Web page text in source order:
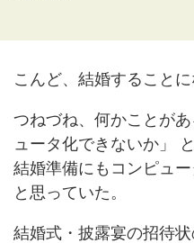
こんど、結婚することに
つねづね、何かことが
ュータ化できないか」
結婚準備にもコンピュ
と思っていた。
結婚式・披露宴の招待